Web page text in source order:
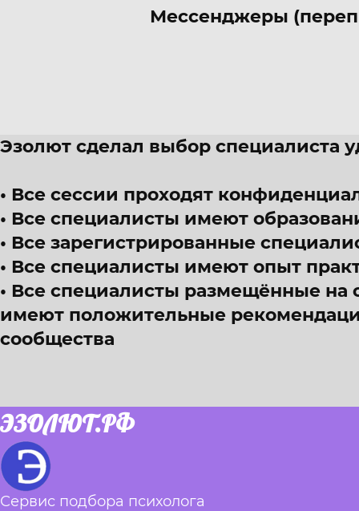
Мессенджеры
Эзолют сделал выбор специалиста
Все сессии проходят
Все специалисты имеют
Все зарегистрированные
Все специалисты имеют опыт
Все специалисты размещённые на
имеют положительные
сообщества
ЭЗОЛЮТ.РФ
Сервис подбора психолога